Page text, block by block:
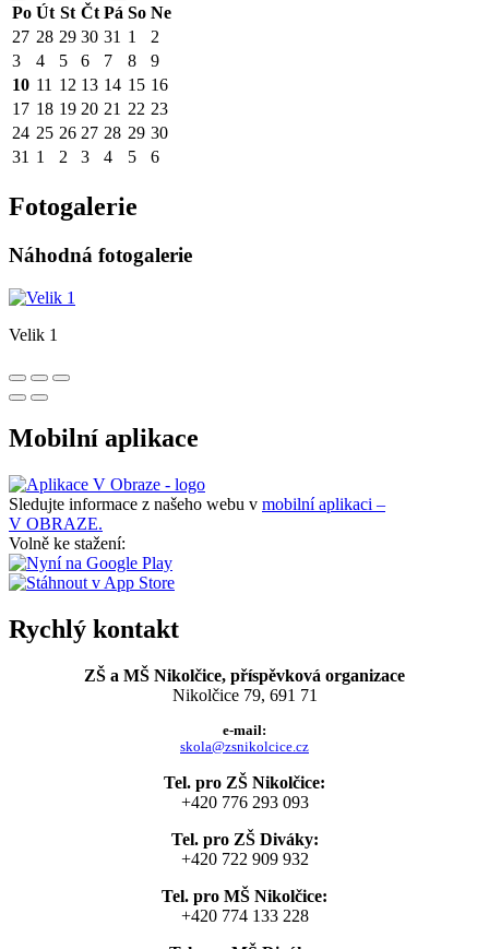
Po Út St Čt Pá So Ne
27 28 29 30 31 1
2
3
4 5 6 7 8
9
10 11 12 13 14 15 16
17 18 19 20 21 22 23
24 25 26 27 28 29 30
31 1 2 3 4 5 6
Fotogalerie
Náhodná fotogalerie
Velik 1
Mobilní aplikace
Sledujte informace z našeho webu v mobilní aplikaci –
V OBRAZE.
Volně ke stažení:
Rychlý kontakt
ZŠ a MŠ Nikolčice, příspěvková organizace
Nikolčice 79, 691 71
e-mail:
skola@zsnikolcice.cz
Tel. pro ZŠ Nikolčice:
+420 776 293 093
Tel. pro ZŠ Diváky:
+420 722 909 932
Tel. pro MŠ Nikolčice:
+420 774 133 228